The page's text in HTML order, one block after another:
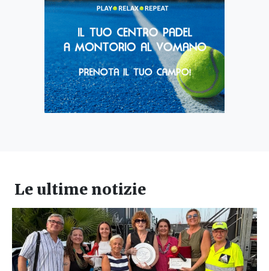
Le ultime notizie